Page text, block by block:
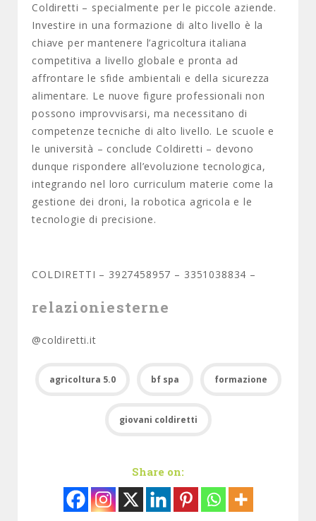
Coldiretti – specialmente per le piccole aziende.
Investire in una formazione di alto livello è la
chiave per mantenere l’agricoltura italiana
competitiva a livello globale e pronta ad
affrontare le sfide ambientali e della sicurezza
alimentare. Le nuove figure professionali non
possono improvvisarsi, ma necessitano di
competenze tecniche di alto livello. Le scuole e
le università – conclude Coldiretti – devono
dunque rispondere all’evoluzione tecnologica,
integrando nel loro curriculum materie come la
gestione dei droni, la robotica agricola e le
tecnologie di precisione.
COLDIRETTI – 3927458957 – 3351038834 –
relazioniesterne
@coldiretti.it
agricoltura 5.0 bf spa formazione
giovani coldiretti
Share on: